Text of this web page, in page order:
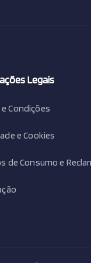
Legais
Condições
e Cookies
de Consumo e